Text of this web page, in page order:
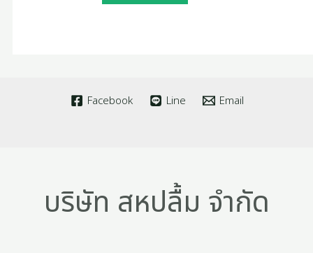
Facebook Line Email
บริษัท สหปลื้ม จำกัด